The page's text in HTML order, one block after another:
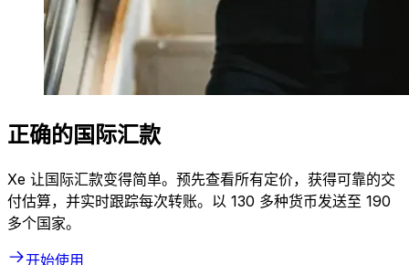
正确的国际汇款
Xe 让国际汇款变得简单。预先查看所有定价，获得可靠的交
付估算，并实时跟踪每次转账。以 130 多种货币发送至 190
多个国家。
开始使用